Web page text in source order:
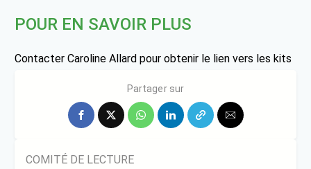
POUR EN SAVOIR PLUS
Contacter Caroline Allard pour obtenir le lien vers les kits
Partager sur
COMITÉ DE LECTURE